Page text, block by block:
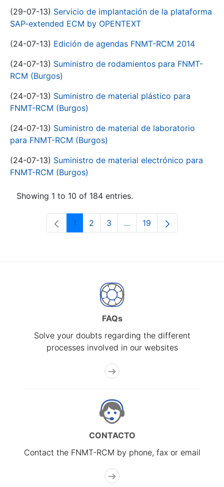
(29-07-13) Servicio de implantación de la plataforma
SAP-extended ECM by OPENTEXT
(24-07-13) Edición de agendas FNMT-RCM 2014
(24-07-13) Suministro de rodamientos para FNMT-
RCM (Burgos)
(24-07-13) Suministro de material plástico para
FNMT-RCM (Burgos)
(24-07-13) Suministro de material de laboratorio
para FNMT-RCM (Burgos)
(24-07-13) Suministro de material electrónico para
FNMT-RCM (Burgos)
Showing 1 to 10 of 184 entries.
Page
1 Page
2 Page
3 ...Intermediate Pages Use
Page
19
FAQs
Solve your doubts regarding the different
processes involved in our websites
CONTACTO
Contact the FNMT-RCM by phone, fax or email